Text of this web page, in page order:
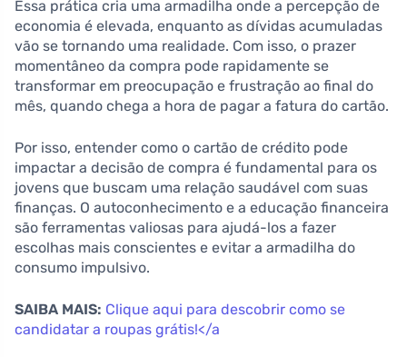
Essa prática cria uma armadilha onde a percepção de
economia é elevada, enquanto as dívidas acumuladas
vão se tornando uma realidade. Com isso, o prazer
momentâneo da compra pode rapidamente se
transformar em preocupação e frustração ao final do
mês, quando chega a hora de pagar a fatura do cartão.
Por isso, entender como o cartão de crédito pode
impactar a decisão de compra é fundamental para os
jovens que buscam uma relação saudável com suas
finanças. O autoconhecimento e a educação financeira
são ferramentas valiosas para ajudá-los a fazer
escolhas mais conscientes e evitar a armadilha do
consumo impulsivo.
SAIBA MAIS: Clique aqui para descobrir como se
candidatar a roupas grátis!</a